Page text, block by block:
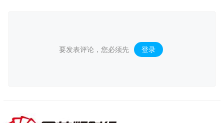
要发表评论，您必须先 登录 。